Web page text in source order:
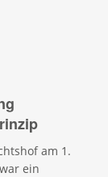
am 1.
ein